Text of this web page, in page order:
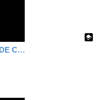
EXPERIMENTO GOTAS DE COLOR 2